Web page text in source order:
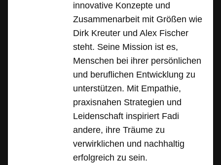
innovative Konzepte und
Zusammenarbeit mit Größen wie
Dirk Kreuter und Alex Fischer
steht. Seine Mission ist es,
Menschen bei ihrer persönlichen
und beruflichen Entwicklung zu
unterstützen. Mit Empathie,
praxisnahen Strategien und
Leidenschaft inspiriert Fadi
andere, ihre Träume zu
verwirklichen und nachhaltig
erfolgreich zu sein.